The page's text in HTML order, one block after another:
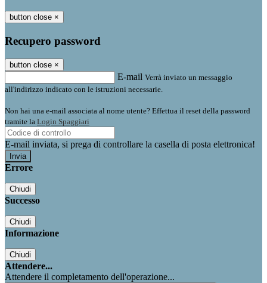
button close ×
Recupero password
button close ×
E-mail Verrà inviato un messaggio
all'indirizzo indicato con le istruzioni necessarie.
Non hai una e-mail associata al nome utente? Effettua il reset della password
tramite la Login Spaggiari
E-mail inviata, si prega di controllare la casella di posta elettronica!
Errore
Chiudi
Successo
Chiudi
Informazione
Chiudi
Attendere...
Attendere il completamento dell'operazione...